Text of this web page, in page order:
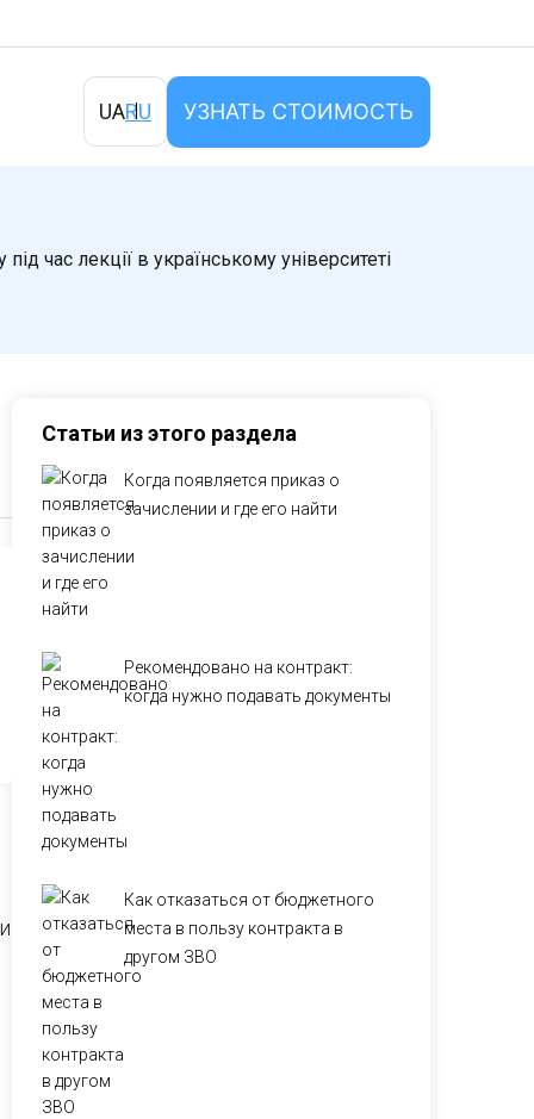
UARU УЗНАТЬ СТОИМОСТЬ
Статьи из этого раздела
Когда появляется приказ о
зачислении и где его найти
Рекомендовано на контракт:
когда нужно подавать документы
Как отказаться от бюджетного
места в пользу контракта в
другом ЗВО